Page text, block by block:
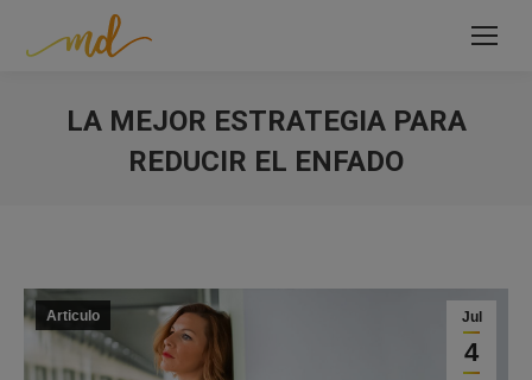
LA MEJOR ESTRATEGIA PARA
REDUCIR EL ENFADO
Jul
4
Articulo